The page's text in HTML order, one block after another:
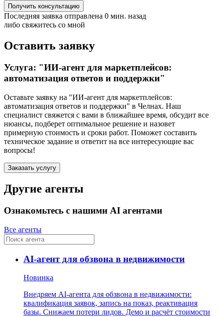
Получить консультацию
Последняя заявка отправлена 0 мин. назад
либо свяжитесь со мной
Оставить заявку
Услуга: "ИИ-агент для маркетплейсов:
автоматизация ответов и поддержки"
Оставьте заявку на "ИИ-агент для маркетплейсов:
автоматизация ответов и поддержки" в Челнах. Наш
специалист свяжется с вами в ближайшее время, обсудит все
нюансы, подберет оптимальное решение и назовет
примерную стоимость и сроки работ. Поможет составить
техническое задание и ответит на все интересующие вас
вопросы!
Заказать услугу
Другие агенты
Ознакомьтесь с нашими AI агентами
Все агенты
AI-агент для обзвона в недвижимости
Новинка
Внедряем AI-агента для обзвона в недвижимости:
квалификация заявок, запись на показ, реактивация
базы. Снижаем потери лидов. Демо и расчёт стоимости